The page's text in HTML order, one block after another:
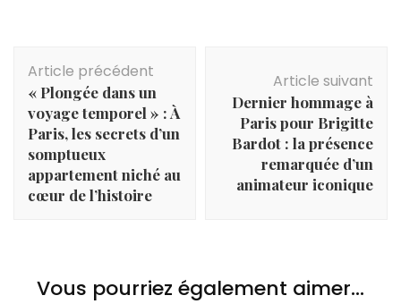
d'article
Article précédent
« Plongée dans un
voyage temporel » : À
Paris, les secrets d’un
somptueux
appartement niché au
cœur de l’histoire
Article suivant
Dernier hommage à
Paris pour Brigitte
Bardot : la présence
remarquée d’un
animateur iconique
Vous pourriez également aimer...